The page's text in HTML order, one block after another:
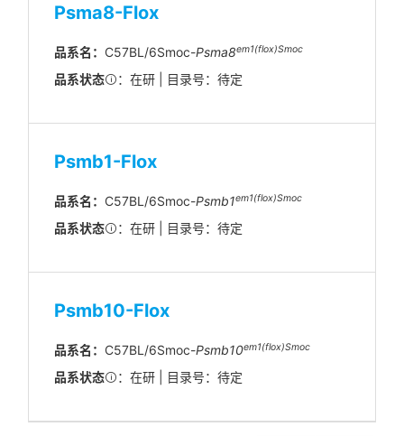
Psma8-Flox
品系名： C57BL/6Smoc-Psma8em1(flox)Smoc
品系状态 ：在研 | 目录号：待定
Psmb1-Flox
品系名： C57BL/6Smoc-Psmb1em1(flox)Smoc
品系状态 ：在研 | 目录号：待定
Psmb10-Flox
品系名： C57BL/6Smoc-Psmb10em1(flox)Smoc
品系状态 ：在研 | 目录号：待定